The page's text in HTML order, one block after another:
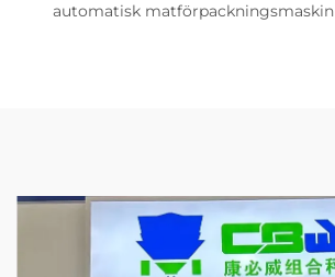
automatisk matförpackningsmaskin